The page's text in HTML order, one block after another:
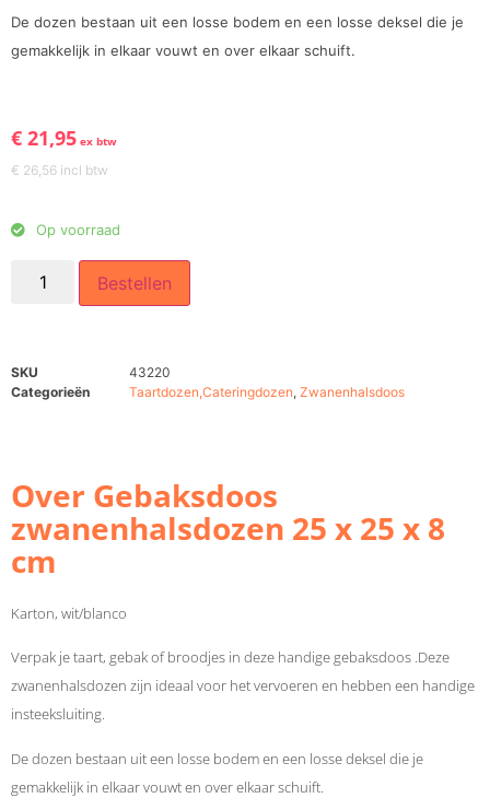
De dozen bestaan uit een losse bodem en een losse deksel die je
gemakkelijk in elkaar vouwt en over elkaar schuift.
€ 21,95 ex btw
€ 26,56 incl btw
Op voorraad
Bestellen
SKU
43220
Categorieën
Taartdozen,Cateringdozen, Zwanenhalsdoos
Over Gebaksdoos
zwanenhalsdozen 25 x 25 x 8
cm
Karton, wit/blanco
Verpak je taart, gebak of broodjes in deze handige gebaksdoos .Deze
zwanenhalsdozen zijn ideaal voor het vervoeren en hebben een handige
insteeksluiting.
De dozen bestaan uit een losse bodem en een losse deksel die je
gemakkelijk in elkaar vouwt en over elkaar schuift.